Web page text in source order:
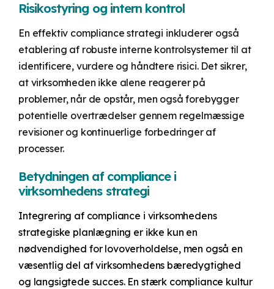
Risikostyring og intern kontrol
En effektiv compliance strategi inkluderer også
etablering af robuste interne kontrolsystemer til at
identificere, vurdere og håndtere risici. Det sikrer,
at virksomheden ikke alene reagerer på
problemer, når de opstår, men også forebygger
potentielle overtrædelser gennem regelmæssige
revisioner og kontinuerlige forbedringer af
processer.
Betydningen af compliance i
virksomhedens strategi
Integrering af compliance i virksomhedens
strategiske planlægning er ikke kun en
nødvendighed for lovoverholdelse, men også en
væsentlig del af virksomhedens bæredygtighed
og langsigtede succes. En stærk compliance kultur